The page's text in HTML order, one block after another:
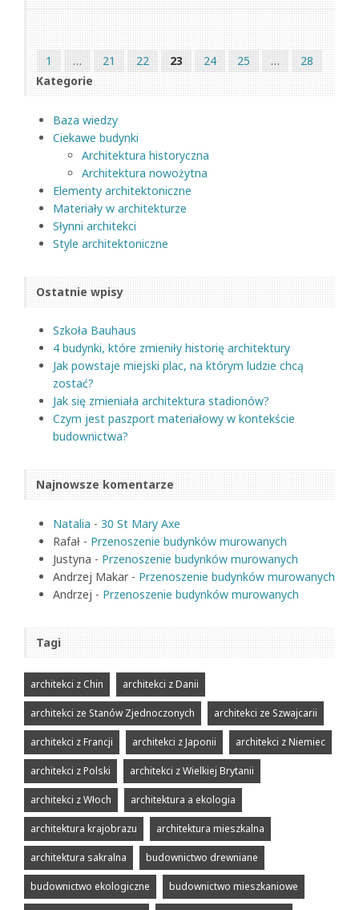
1 … 21 22 23 24 25 …
28
Kategorie
Baza wiedzy
Ciekawe budynki
Architektura historyczna
Architektura nowożytna
Elementy architektoniczne
Materiały w architekturze
Słynni architekci
Style architektoniczne
Ostatnie wpisy
Szkoła Bauhaus
4 budynki, które zmieniły historię architektury
Jak powstaje miejski plac, na którym ludzie chcą
zostać?
Jak się zmieniała architektura stadionów?
Czym jest paszport materiałowy w kontekście
budownictwa?
Najnowsze komentarze
Natalia - 30 St Mary Axe
Rafał - Przenoszenie budynków murowanych
Justyna - Przenoszenie budynków murowanych
Andrzej Makar - Przenoszenie budynków murowanych
Andrzej - Przenoszenie budynków murowanych
Tagi
architekci z Chin architekci z Danii
architekci ze Stanów Zjednoczonych architekci ze Szwajcarii
architekci z Francji architekci z Japonii architekci z Niemiec
architekci z Polski architekci z Wielkiej Brytanii
architekci z Włoch architektura a ekologia
architektura krajobrazu architektura mieszkalna
architektura sakralna budownictwo drewniane
budownictwo ekologiczne budownictwo mieszkaniowe